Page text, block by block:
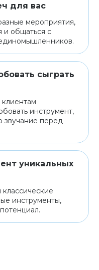
для вас
мероприятия,
и общаться с
сыграть
инструмент,
звучание перед
уникальных
инструменты,